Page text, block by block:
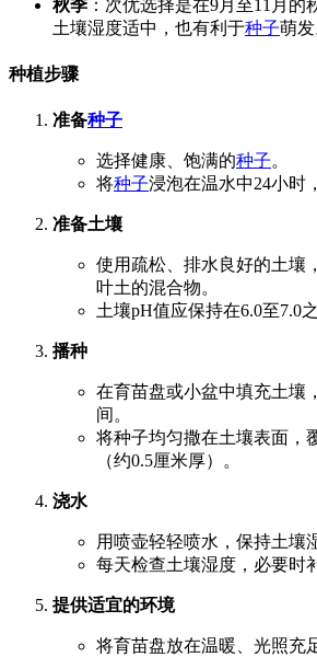
秋季 ：次优选择是在9月至11月的
土壤湿度适中，也有利于种子萌发
种植步骤
准备种子
选择健康、饱满的种子。
将种子浸泡在温水中24小时
准备土壤
使用疏松、排水良好的土壤
叶土的混合物。
土壤pH值应保持在6.0至7.0之
播种
在育苗盘或小盆中填充土壤
间。
将种子均匀撒在土壤表面，
（约0.5厘米厚）。
浇水
用喷壶轻轻喷水，保持土壤
每天检查土壤湿度，必要时
提供适宜的环境
将育苗盘放在温暖、光照充